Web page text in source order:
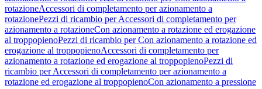
rotazioneAccessori di completamento per azionamento a
rotazionePezzi di ricambio per Accessori di completamento per
azionamento a rotazioneCon azionamento a rotazione ed erogazione
al troppopienoPezzi di ricambio per Con azionamento a rotazione ed
erogazione al troppopienoAccessori di completamento per
azionamento a rotazione ed erogazione al troppopienoPezzi di
ricambio per Accessori di completamento per azionamento a
rotazione ed erogazione al troppopienoCon azionamento a pressione